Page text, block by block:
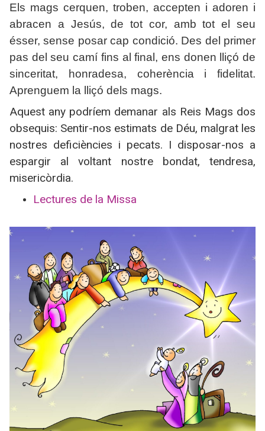
Els mags cerquen, troben, accepten i adoren i
abracen a Jesús, de tot cor, amb tot el seu
ésser, sense posar cap condició. Des del primer
pas del seu camí fins al final, ens donen lliçó de
sinceritat, honradesa, coherència i fidelitat.
Aprenguem la lliçó dels mags.
Aquest any podríem demanar als Reis Mags dos
obsequis: Sentir-nos estimats de Déu, malgrat les
nostres deficiències i pecats. I disposar-nos a
espargir al voltant nostre bondat, tendresa,
misericòrdia.
Lectures de la Missa